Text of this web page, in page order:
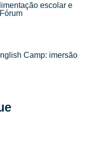
escolar e
Camp: imersão